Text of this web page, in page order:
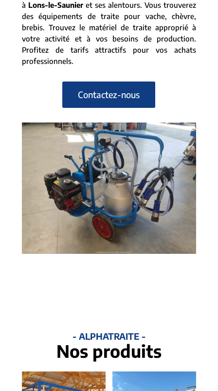
à Lons-le-Saunieret ses alentours. Vous trouverez
des équipements de traite pour vache, chèvre,
brebis. Trouvez le matériel de traite approprié à
votre activité et à vos besoins de production.
Profitez de tarifs attractifs pour vos achats
professionnels.
Contactez-nous
- ALPHATRAITE -
Nos produits